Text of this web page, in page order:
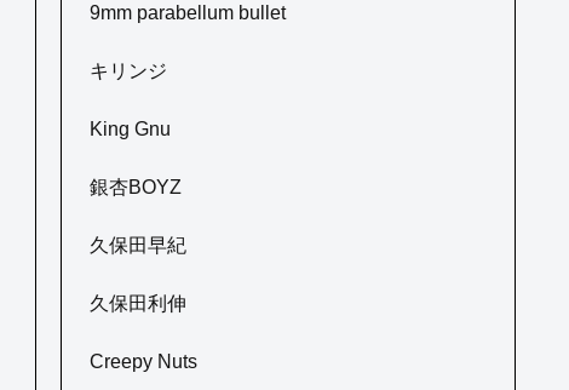
9mm parabellum bullet
キリンジ
King Gnu
銀杏BOYZ
久保田早紀
久保田利伸
Creepy Nuts